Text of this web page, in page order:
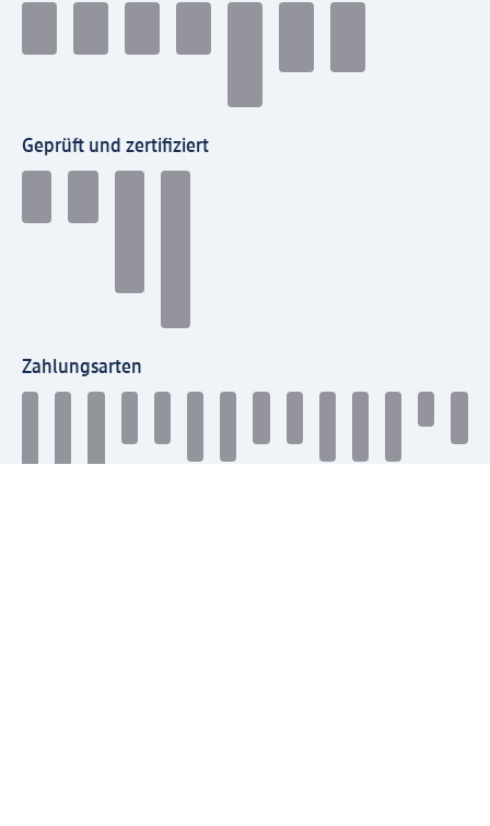
Geprüft und zertifiziert
Zahlungsarten